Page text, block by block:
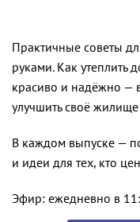
Практичные советы
руками. Как утеплить
красиво и надёжно —
улучшить своё
В каждом выпуске —
и идеи для тех, кто
Эфир: ежедневно в